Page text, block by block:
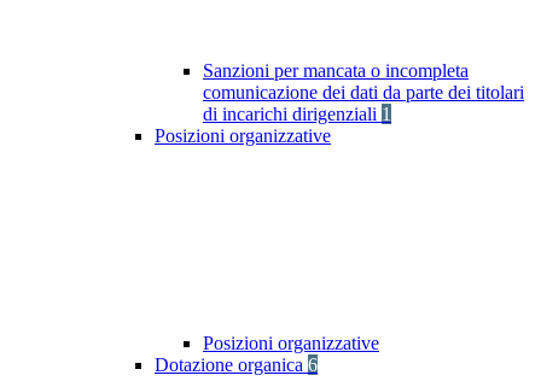
Sanzioni per mancata o incompleta
comunicazione dei dati da parte dei titolari
di incarichi dirigenziali 1
Posizioni organizzative
Posizioni organizzative
Dotazione organica 6